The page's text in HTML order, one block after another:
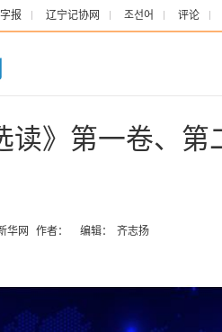
报 辽宁记协网 조선어 评论
读》第一卷、
华网 作者： 编辑： 齐志扬